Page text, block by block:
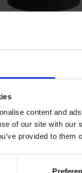
content and
of our site with
provided to
RM